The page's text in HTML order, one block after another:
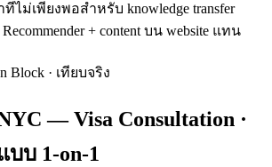
ทีไม่เพียงพอสำหรับ knowledge transfer
+ content บน website แทน
Block · เทียบจริง
— Visa Consultation ·
บ 1-on-1